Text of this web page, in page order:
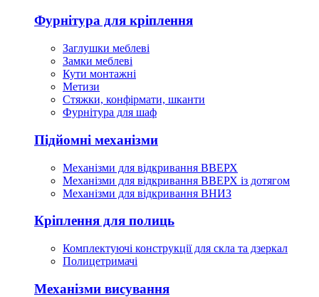
Фурнітура для кріплення
Заглушки меблеві
Замки меблеві
Кути монтажні
Метизи
Стяжки, конфірмати, шканти
Фурнітура для шаф
Підйомні механізми
Механізми для відкривання ВВЕРХ
Механізми для відкривання ВВЕРХ із дотягом
Механізми для відкривання ВНИЗ
Кріплення для полиць
Комплектуючі конструкції для скла та дзеркал
Полицетримачі
Механізми висування